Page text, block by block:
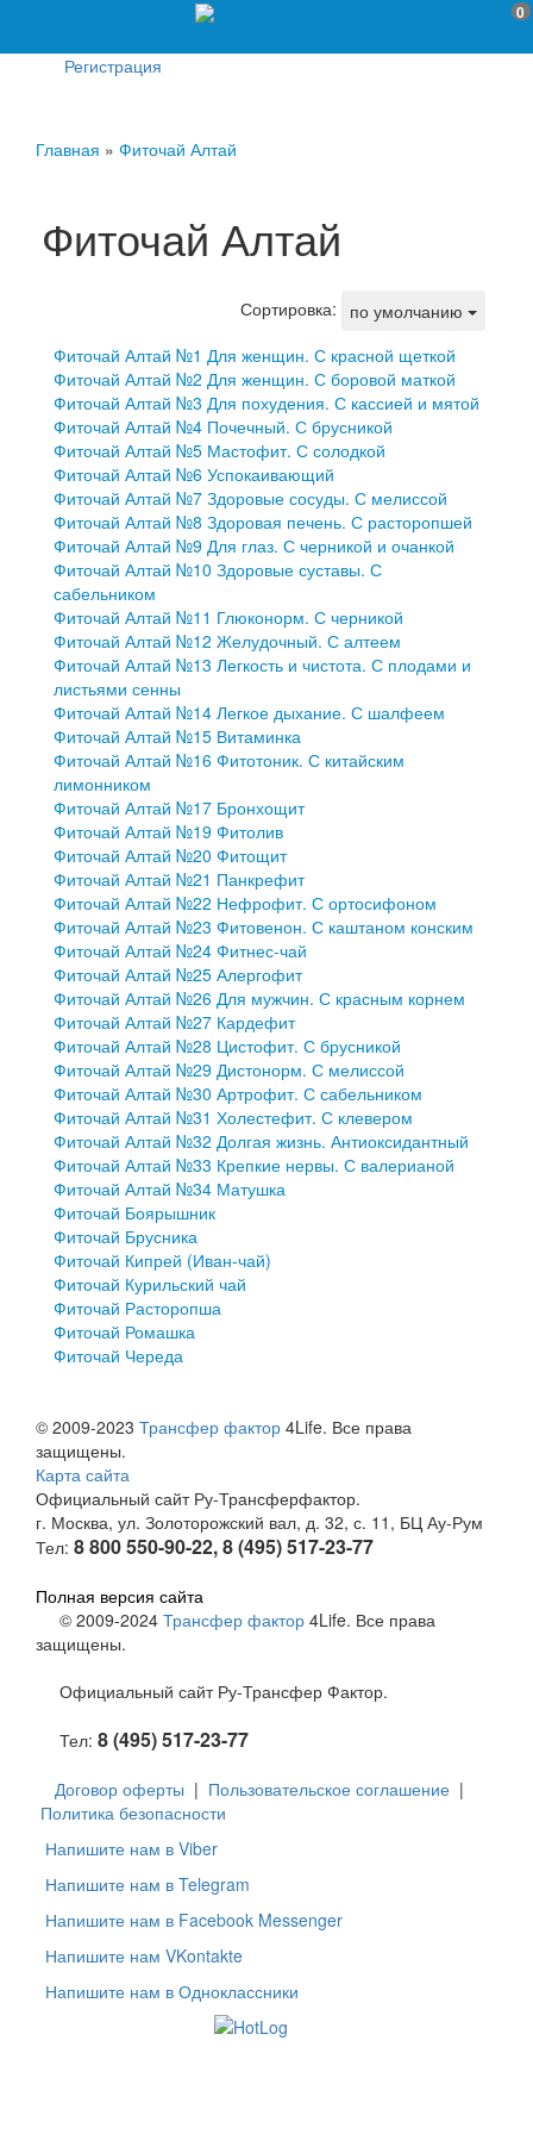
0
Регистрация
Главная » Фиточай Алтай
Фиточай Алтай
Сортировка:
по умолчанию
Фиточай Алтай №1 Для женщин. С красной щеткой
Фиточай Алтай №2 Для женщин. С боровой маткой
Фиточай Алтай №3 Для похудения. С кассией и мятой
Фиточай Алтай №4 Почечный. С брусникой
Фиточай Алтай №5 Мастофит. С солодкой
Фиточай Алтай №6 Успокаивающий
Фиточай Алтай №7 Здоровые сосуды. С мелиссой
Фиточай Алтай №8 Здоровая печень. С расторопшей
Фиточай Алтай №9 Для глаз. С черникой и очанкой
Фиточай Алтай №10 Здоровые суставы. С
сабельником
Фиточай Алтай №11 Глюконорм. С черникой
Фиточай Алтай №12 Желудочный. С алтеем
Фиточай Алтай №13 Легкость и чистота. С плодами и
листьями сенны
Фиточай Алтай №14 Легкое дыхание. С шалфеем
Фиточай Алтай №15 Витаминка
Фиточай Алтай №16 Фитотоник. С китайским
лимонником
Фиточай Алтай №17 Бронхощит
Фиточай Алтай №19 Фитолив
Фиточай Алтай №20 Фитощит
Фиточай Алтай №21 Панкрефит
Фиточай Алтай №22 Нефрофит. С ортосифоном
Фиточай Алтай №23 Фитовенон. С каштаном конским
Фиточай Алтай №24 Фитнес-чай
Фиточай Алтай №25 Алергофит
Фиточай Алтай №26 Для мужчин. С красным корнем
Фиточай Алтай №27 Кардефит
Фиточай Алтай №28 Цистофит. С брусникой
Фиточай Алтай №29 Дистонорм. С мелиссой
Фиточай Алтай №30 Артрофит. С сабельником
Фиточай Алтай №31 Холестефит. С клевером
Фиточай Алтай №32 Долгая жизнь. Антиоксидантный
Фиточай Алтай №33 Крепкие нервы. С валерианой
Фиточай Алтай №34 Матушка
Фиточай Боярышник
Фиточай Брусника
Фиточай Кипрей (Иван-чай)
Фиточай Курильский чай
Фиточай Расторопша
Фиточай Ромашка
Фиточай Череда
© 2009-2023 Трансфер фактор 4Life. Все права
защищены.
Карта сайта
Официальный сайт Ру-Трансферфактор.
г. Москва, ул. Золоторожский вал, д. 32, с. 11, БЦ Ау-Рум
Тел: 8 800 550-90-22, 8 (495) 517-23-77
Полная версия сайта
© 2009-2024 Трансфер фактор 4Life. Все права
защищены.
Официальный сайт Ру-Трансфер Фактор.
Тел: 8 (495) 517-23-77
Договор оферты | Пользовательское соглашение |
Политика безопасности
Напишите нам в Viber
Напишите нам в Telegram
Напишите нам в Facebook Messenger
Напишите нам VKontakte
Напишите нам в Одноклассники